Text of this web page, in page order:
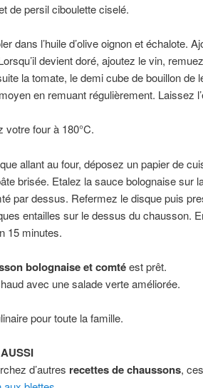
de persil ciboulette ciselé.
dans l’huile d’olive oignon et échalote.
devient doré, ajoutez le vin,
la tomate, le demi cube de bouillon de
en remuant régulièrement. Laissez
votre four à 180°C.
allant au four, déposez un papier de
brisée. Etalez la sauce bolognaise sur
par dessus. Refermez le disque puis
entailles sur le dessus du chausson.
15 minutes.
bolognaise et comtéest prêt.
avec une salade verte améliorée.
pour toute la famille.
d’autres recettes de chaussons,